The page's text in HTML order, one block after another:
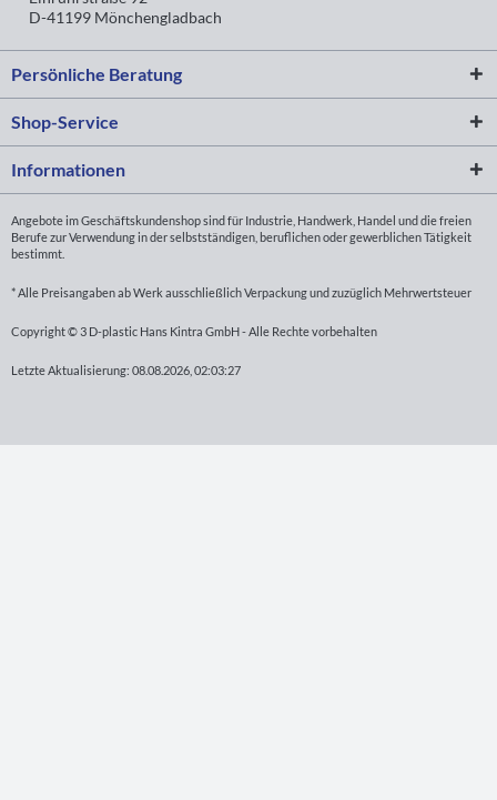
D-41199 Mönchengladbach
Persönliche Beratung
Shop-Service
Informationen
Angebote im Geschäftskundenshop sind für Industrie, Handwerk, Handel und die freien
Berufe zur Verwendung in der selbstständigen, beruflichen oder gewerblichen Tätigkeit
bestimmt.
* Alle Preisangaben ab Werk ausschließlich Verpackung und zuzüglich Mehrwertsteuer
Copyright © 3 D-plastic Hans Kintra GmbH - Alle Rechte vorbehalten
Letzte Aktualisierung: 08.08.2026, 02:03:27